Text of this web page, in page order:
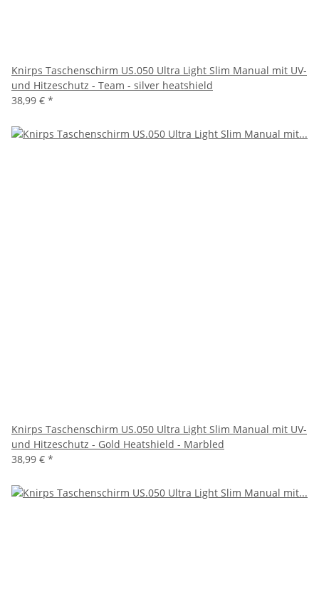
Knirps Taschenschirm US.050 Ultra Light Slim Manual mit UV-
und Hitzeschutz - Team - silver heatshield
38,99 € *
Knirps Taschenschirm US.050 Ultra Light Slim Manual mit UV-
und Hitzeschutz - Gold Heatshield - Marbled
38,99 € *